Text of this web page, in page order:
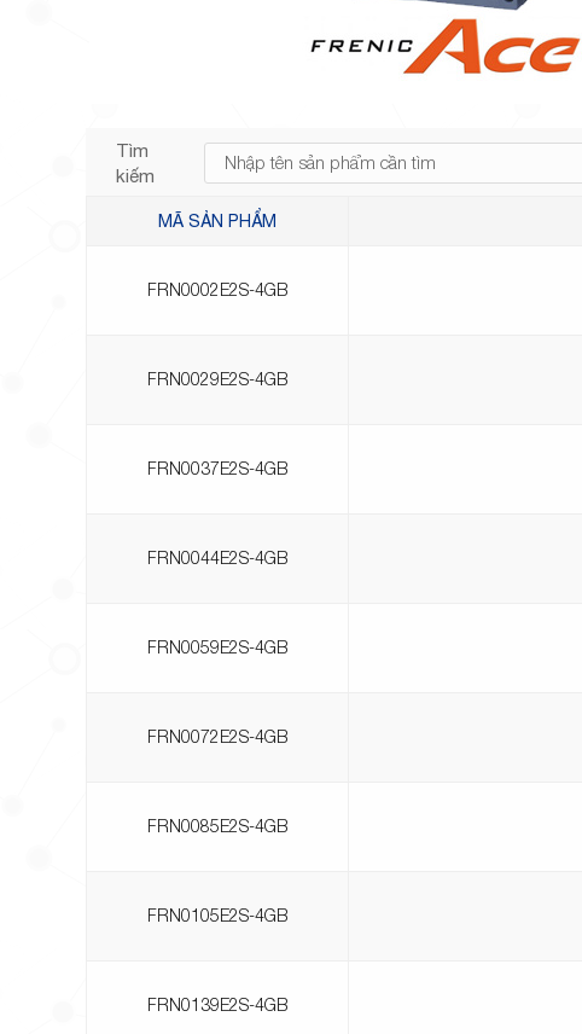
Tìm
kiếm
MÃ SẢN PHẨM
FRN0002E2S-4GB
FRN0029E2S-4GB
FRN0037E2S-4GB
FRN0044E2S-4GB
FRN0059E2S-4GB
FRN0072E2S-4GB
FRN0085E2S-4GB
FRN0105E2S-4GB
FRN0139E2S-4GB